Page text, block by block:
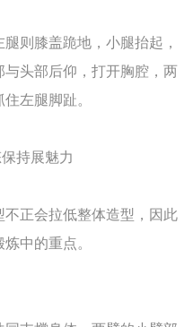
则膝盖跪地，小腿抬起，
头部后仰，打开胸腔，两
左腿脚趾。
持展魅力
正会拉低整体造型，因此
中的重点。